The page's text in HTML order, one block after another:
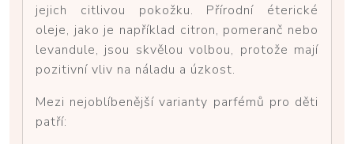
jejich citlivou pokožku. Přírodní éterické
oleje, jako je například citron, pomeranč nebo
levandule, jsou skvělou volbou, protože mají
pozitivní vliv na náladu a úzkost.
Mezi nejoblíbenější varianty parfémů pro děti
patří: